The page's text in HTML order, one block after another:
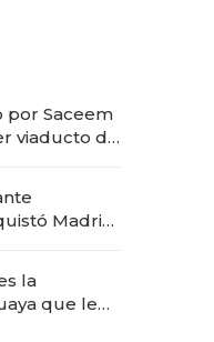
por Saceem
viaducto de
Madrid:
apertura
la
que le